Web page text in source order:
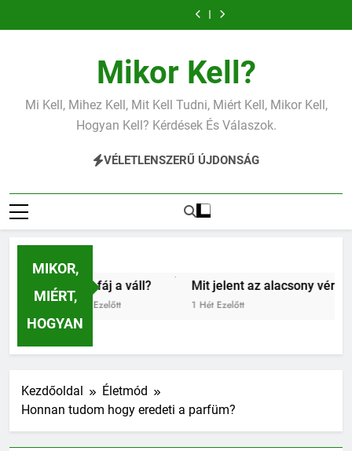
a
Mikor Kell?
Mi Kell, Mihez Kell, Mit Kell Tudni, Miért Kell, Mikor Kell,
Hogyan Kell? Kérdések És Válaszok.
VÉLETLENSZERŰ ÚJDONSÁG
MIKOR,
MIÉRT,
HOGYAN
Miért fáj a váll?
5 Nap Ezelőtt
Mit jelent az alacsony vérnyomás?
1 Hét Ezelőtt
Kezdőoldal
Életmód
Honnan tudom hogy eredeti a parfüm?